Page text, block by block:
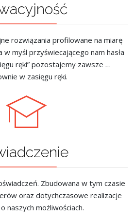
rozwiązania profilowane na miarę
myśl przyświecającego nam hasła
ręki” pozostajemy zawsze …
w zasięgu ręki.
Zbudowana w tym czasie
oraz dotychczasowe realizacje
naszych możliwościach.